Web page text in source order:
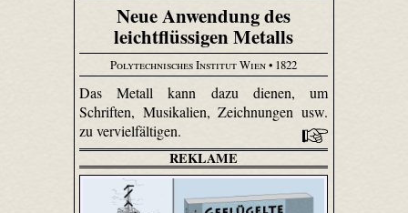
Neue Anwendung des
leichtflüssigen Metalls
Polytechnisches Institut Wien• 1822
Das Metall kann dazu dienen, um
Schriften, Musikalien, Zeichnungen usw.
zu vervielfältigen.
REKLAME